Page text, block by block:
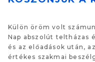
Külön öröm volt
Nap abszolút teltházas
és az előadások után,
értékes szakmai